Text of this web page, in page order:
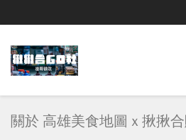
關於 高雄美食地圖ｘ揪揪